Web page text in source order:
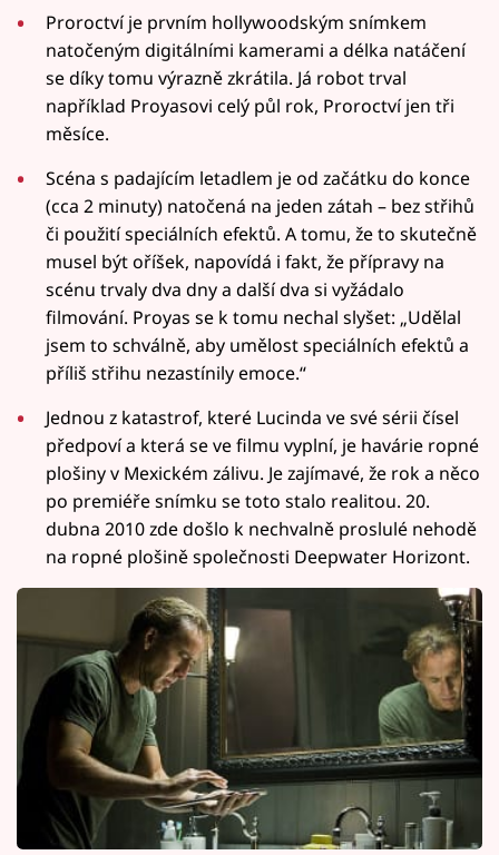
Proroctví je prvním hollywoodským snímkem
natočeným digitálními kamerami a délka natáčení
se díky tomu výrazně zkrátila. Já robot trval
například Proyasovi celý půl rok, Proroctví jen tři
měsíce.
Scéna s padajícím letadlem je od začátku do konce
(cca 2 minuty) natočená na jeden zátah – bez střihů
či použití speciálních efektů. A tomu, že to skutečně
musel být oříšek, napovídá i fakt, že přípravy na
scénu trvaly dva dny a další dva si vyžádalo
filmování. Proyas se k tomu nechal slyšet: „Udělal
jsem to schválně, aby umělost speciálních efektů a
příliš střihu nezastínily emoce.“
Jednou z katastrof, které Lucinda ve své sérii čísel
předpoví a která se ve filmu vyplní, je havárie ropné
plošiny v Mexickém zálivu. Je zajímavé, že rok a něco
po premiéře snímku se toto stalo realitou. 20.
dubna 2010 zde došlo k nechvalně proslulé nehodě
na ropné plošině společnosti Deepwater Horizont.